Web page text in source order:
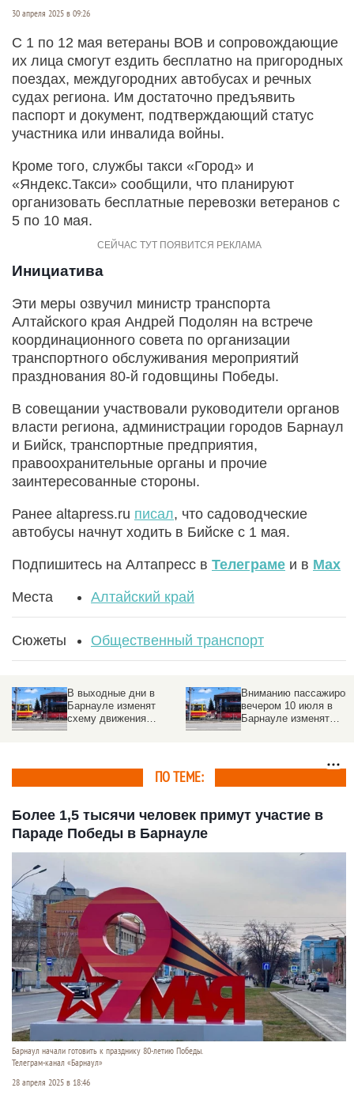
30 апреля 2025 в 09:26
С 1 по 12 мая ветераны ВОВ и сопровождающие
их лица смогут ездить бесплатно на пригородных
поездах, междугородних автобусах и речных
судах региона. Им достаточно предъявить
паспорт и документ, подтверждающий статус
участника или инвалида войны.
Кроме того, службы такси «Город» и
«Яндекс.Такси» сообщили, что планируют
организовать бесплатные перевозки ветеранов с
5 по 10 мая.
Инициатива
Эти меры озвучил министр транспорта
Алтайского края Андрей Подолян на встрече
координационного совета по организации
транспортного обслуживания мероприятий
празднования 80-й годовщины Победы.
В совещании участвовали руководители органов
власти региона, администрации городов Барнаул
и Бийск, транспортные предприятия,
правоохранительные органы и прочие
заинтересованные стороны.
Ранее altapress.ru писал, что садоводческие
автобусы начнут ходить в Бийске с 1 мая.
Подпишитесь на Алтапресс в Телеграме и в Max
Места Алтайский край
Сюжеты Общественный транспорт
В выходные дни в
Барнауле изменят
схему движения
Вниманию пассажиров:
вечером 10 июля в
Барнауле изменят
ПО ТЕМЕ:
Более 1,5 тысячи человек примут участие в
Параде Победы в Барнауле
Барнаул начали готовить к празднику 80-летию Победы.
Телеграм-канал «Барнаул»
28 апреля 2025 в 18:46